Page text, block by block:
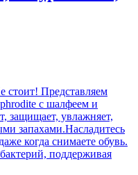
стоит! Представляем
с шалфеем и
защищает, увлажняет,
запахами.Насладитесь
когда снимаете обувь.
поддерживая